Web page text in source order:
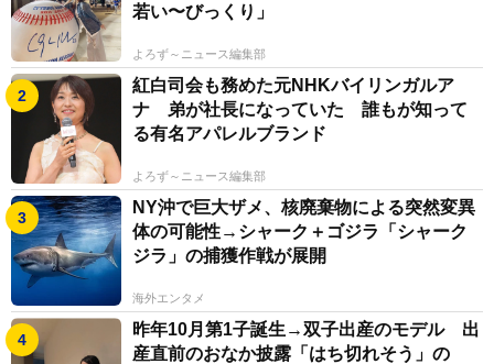
若い〜びっくり」
よろず～ニュース編集部
紅白司会も務めた元NHKバイリンガルア
ナ 弟が社長になっていた 誰もが知って
る有名アパレルブランド
よろず～ニュース編集部
NY沖で巨大ザメ、核廃棄物による突然変異
体の可能性→シャーク＋ゴジラ「シャーク
ジラ」の捕獲作戦が展開
海外エンタメ
昨年10月第1子誕生→双子出産のモデル 出
産直前のおなか披露「はち切れそう」の